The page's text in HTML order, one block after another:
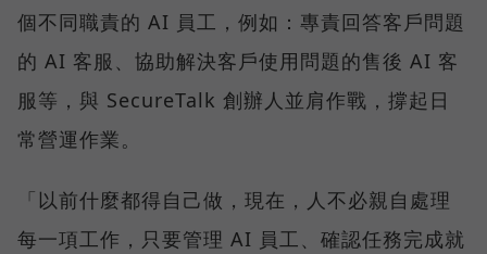
個不同職責的 AI 員工，例如：專責回答客戶問題
的 AI 客服、協助解決客戶使用問題的售後 AI 客
服等，與 SecureTalk 創辦人並肩作戰，撐起日
常營運作業。
「以前什麼都得自己做，現在，人不必親自處理
每一項工作，只要管理 AI 員工、確認任務完成就